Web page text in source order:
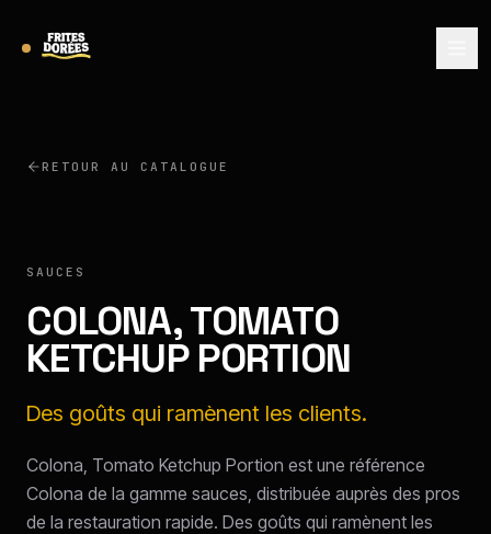
RETOUR AU CATALOGUE
SAUCES
COLONA, TOMATO
KETCHUP PORTION
Des goûts qui ramènent les clients.
Colona, Tomato Ketchup Portion est une référence
Colona de la gamme sauces, distribuée auprès des pros
de la restauration rapide. Des goûts qui ramènent les